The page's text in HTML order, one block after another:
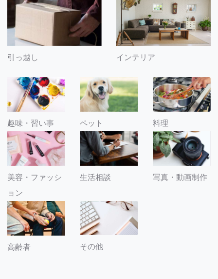
引っ越し インテリア
趣味・習い事 ペット 料理
美容・ファッシ
ョン
生活相談 写真・動画制作
高齢者 その他